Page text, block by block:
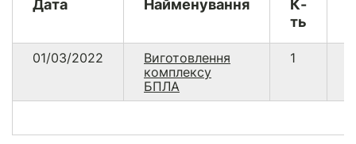
Дата Найменування
К-
ть
01/03/2022
Виготовлення
комплексу
БПЛА
1